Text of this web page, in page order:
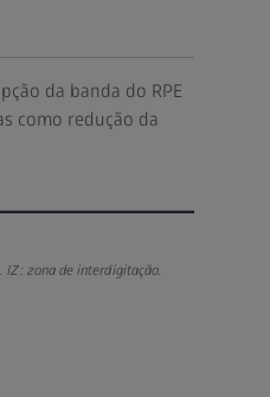
da banda do RPE
como redução da
IZ: zona de interdigitação.